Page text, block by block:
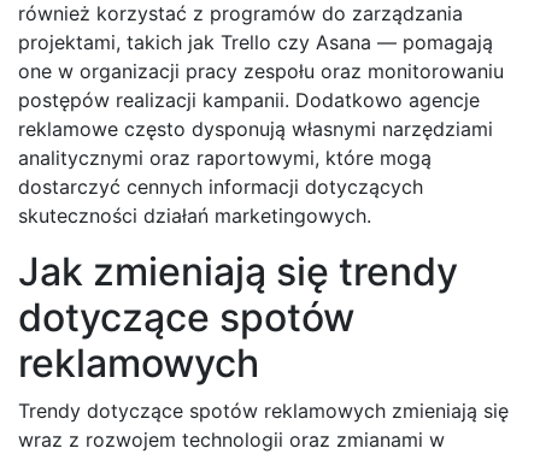
również korzystać z programów do zarządzania
projektami, takich jak Trello czy Asana — pomagają
one w organizacji pracy zespołu oraz monitorowaniu
postępów realizacji kampanii. Dodatkowo agencje
reklamowe często dysponują własnymi narzędziami
analitycznymi oraz raportowymi, które mogą
dostarczyć cennych informacji dotyczących
skuteczności działań marketingowych.
Jak zmieniają się trendy
dotyczące spotów
reklamowych
Trendy dotyczące spotów reklamowych zmieniają się
wraz z rozwojem technologii oraz zmianami w